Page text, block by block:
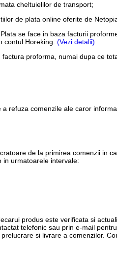
cheltuielilor de transport;
de plata online oferite de
se face in baza facturii
contul Horeking. (Vezi detalii)
proforma, numai dupa ce
refuza comenzile ale caror
de la primirea comenzii in
in urmatoarele intervale:
produs este verificata si
telefonic sau prin e-mail
si livrare a comenzilor.